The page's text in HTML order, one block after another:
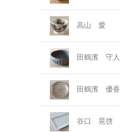
高山 愛
田鶴濱 守人
田鶴濱 優香
谷口 晃啓